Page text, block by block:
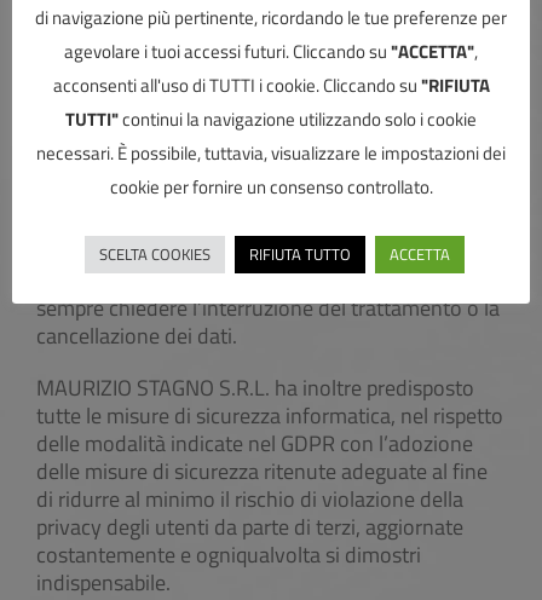
Il trattamento dei dati personali potrà effettuarsi
con o senza l’ausilio di mezzi elettronici e
comunque automatizzati, anche associandoli ed
integrandoli con altri database, e anche mediante
cookies. In ogni caso il trattamento sarà effettuato
nell’osservanza di ogni misura cautelativa, che ne
garantisca la sicurezza e la riservatezza, per il
richiesto dall’utente, o richiesto dalle finalità
descritte in questo documento, e l’utente può
sempre chiedere l’interruzione del trattamento o la
cancellazione dei dati.
MAURIZIO STAGNO S.R.L. ha inoltre predisposto
tutte le misure di sicurezza informatica, nel rispetto
delle modalità indicate nel GDPR con l’adozione
delle misure di sicurezza ritenute adeguate al fine
di ridurre al minimo il rischio di violazione della
privacy degli utenti da parte di terzi, aggiornate
costantemente e ogniqualvolta si dimostri
indispensabile.
di navigazione più pertinente, ricordando le tue preferenze per
agevolare i tuoi accessi futuri. Cliccando su"ACCETTA",
acconsenti all'uso di TUTTI i cookie. Cliccando su"RIFIUTA
TUTTI"continui la navigazione utilizzando solo i cookie
necessari. È possibile, tuttavia, visualizzare le impostazioni dei
cookie per fornire un consenso controllato.
SCELTA COOKIES RIFIUTA TUTTO ACCETTA